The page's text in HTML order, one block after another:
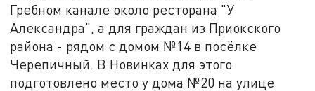
Гребном канале около ресторана "У
Александра", а для граждан из Приокского
района - рядом с домом №14 в посёлке
Черепичный. В Новинках для этого
подготовлено место у дома №20 на улице